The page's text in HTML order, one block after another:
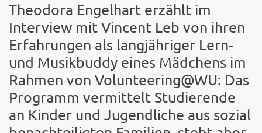
Theodora Engelhart erzählt im
Interview mit Vincent Leb von ihren
Erfahrungen als langjähriger Lern-
und Musikbuddy eines Mädchens im
Rahmen von Volunteering@WU: Das
Programm vermittelt Studierende
an Kinder und Jugendliche aus sozial